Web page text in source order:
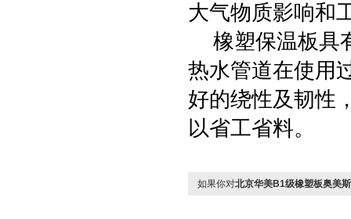
大气物质影响和
橡塑保温板具
热水管道在使用
好的绕性及韧性
以省工省料。
如果你对北京华美B1级橡塑板奥美